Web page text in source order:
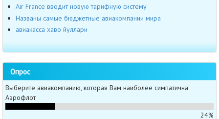
Air France вводит новую тарифную систему
Названы самые бюджетные авиакомпании мира
авиакасса хаво йуллари
Опрос
Выберите авиакомпанию, которая Вам наиболее симпатична
Аэрофлот
24%